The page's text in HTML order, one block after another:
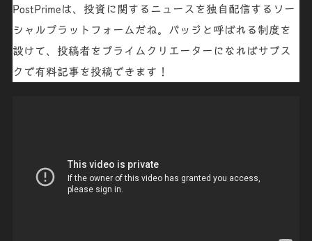
PostPrimeは、投資に関するニュースを独自配信するソー
シャルプラットフォームだね。バッジと呼ばれる制度を
設けて、投稿者をプライムクリエーターになればサブス
クで有料記事を投稿できます！